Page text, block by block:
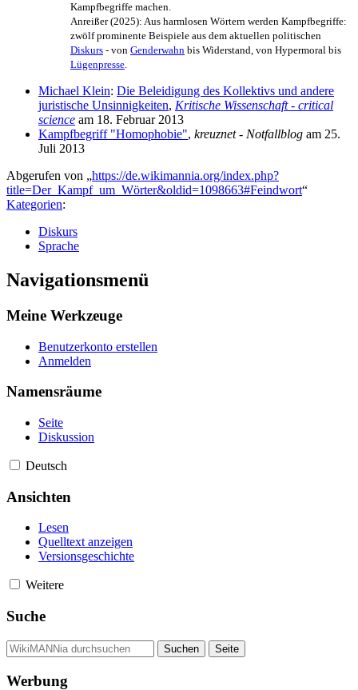
Kampfbegriffe machen.
Anreißer (2025): Aus harmlosen Wörtern werden Kampfbegriffe:
zwölf prominente Beispiele aus dem aktuellen politischen
Diskurs - von Genderwahn bis Widerstand, von Hypermoral bis
Lügenpresse.
Michael Klein: Die Beleidigung des Kollektivs und andere
juristische Unsinnigkeiten, Kritische Wissenschaft - critical
science am 18. Februar 2013
Kampfbegriff "Homophobie", kreuznet - Notfallblog am 25.
Juli 2013
Abgerufen von „https://de.wikimannia.org/index.php?
title=Der_Kampf_um_Wörter&oldid=1098663#Feindwort“
Kategorien:
Diskurs
Sprache
Navigationsmenü
Meine Werkzeuge
Benutzerkonto erstellen
Anmelden
Namensräume
Seite
Diskussion
Deutsch
Ansichten
Lesen
Quelltext anzeigen
Versionsgeschichte
Weitere
Suche
Werbung